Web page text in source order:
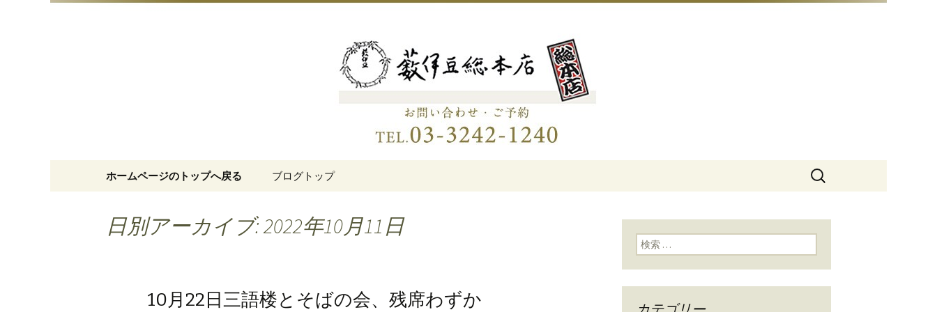
日本橋の老舗蕎麦屋「藪伊豆総本店」
コンテンツへ移動
ホームページのトップへ戻る ブログトップ
検
日別アーカイブ: 2022年10月11日
10月22日三語楼とそばの会、残席わずか
検索: